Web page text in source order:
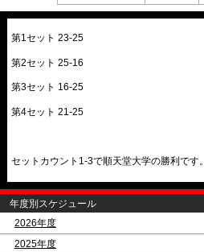
第1セット 23-25
第2セット 25-16
第3セット 16-25
第4セット 21-25
セットカウント1-3で順天堂大学の勝利です。
年度別スケジュール
2026年度
2025年度